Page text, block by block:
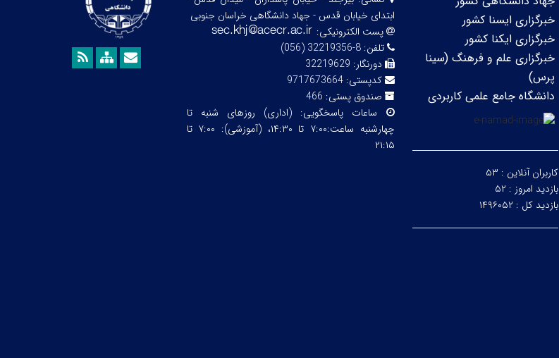
خبرگزاری ایسنا کشور
خبرگزاری ایکنا کشور
خبرگزاری علم و فرهنگ (سینا
پرس)
دانشگاه جامع علمی کاربردی
کاربران آنلاین : ۵۳
بازدید امروز : ۵۲
بازدید کل : ۱۴۹۶۰۵۲
ابتدای خیابان قدس - جهاد دانشگاهی خراسان جنوبی
پست الکترونیکی:
تلفن:8-32219356 (056)
دورنگار: 32219629
کدپستی:9717673664
صندوق پستی: 466
ساعات پاسخگویی: (اداری) روزهای شنبه تا
چهارشنبه ساعت:۷:۰۰ تا ۱۴:۳۰، (آموزشی): ۷:۰۰ تا
۲۱:۱۵